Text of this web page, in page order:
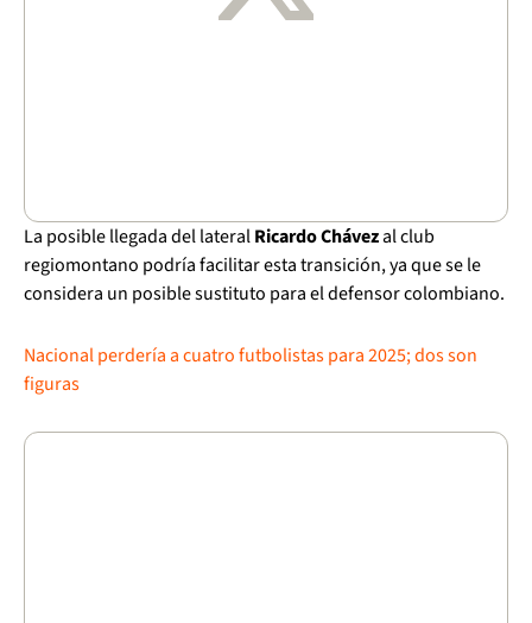
La posible llegada del lateralRicardo Chávezal club
regiomontano podría facilitar esta transición, ya que se le
considera un posible sustituto para el defensor colombiano.
Nacional perdería a cuatro futbolistas para 2025; dos son
figuras